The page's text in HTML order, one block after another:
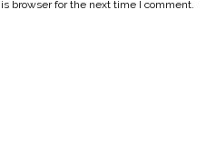
browser for the next time I comment.